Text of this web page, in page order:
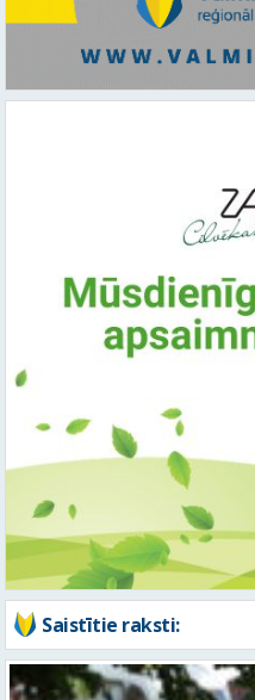
Saistītie raksti: